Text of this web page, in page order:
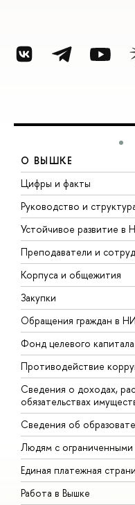
О ВЫШКЕ
Цифры и факты
Руководство и
Устойчивое развитие
Преподаватели и
Корпуса и общежития
Закупки
Обращения граждан в
Фонд целевого капитала
Противодействие
Сведения о доходах,
обязательствах
Сведения об
Людям с ограниченными
Единая платежная
Работа в Вышке